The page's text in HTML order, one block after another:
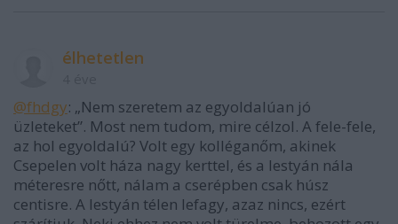
élhetetlen
@fhdgy: „Nem szeretem az egyoldalúan jó
üzleteket”. Most nem tudom, mire célzol. A fele-fele,
az hol egyoldalú? Volt egy kolléganőm, akinek
Csepelen volt háza nagy kerttel, és a lestyán nála
méteresre nőtt, nálam a cserépben csak húsz
centisre. A lestyán télen lefagy, azaz nincs, ezért